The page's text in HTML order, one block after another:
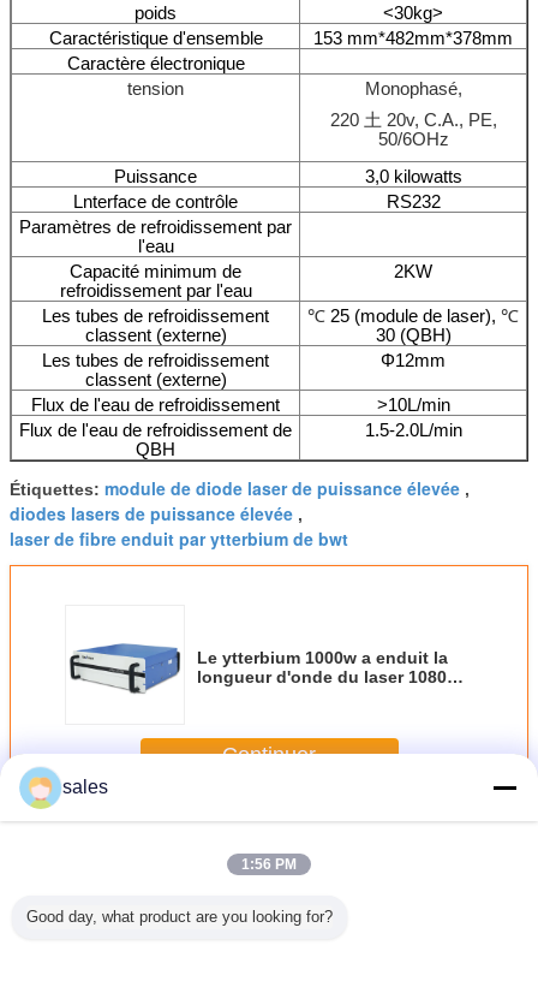
poids
<30kg>
Caractéristique d'ensemble
153 mm*482mm*378mm
Caractère électronique
tension
Monophasé,
220 土 20v, C.A., PE,
50/6OHz
Puissance
3,0 kilowatts
Lnterface de contrôle
RS232
Paramètres de refroidissement par
l'eau
Capacité minimum de
refroidissement par l'eau
2KW
Les tubes de refroidissement
classent (externe)
℃ 25 (module de laser), ℃
30 (QBH)
Les tubes de refroidissement
classent (externe)
Φ12mm
Flux de l'eau de refroidissement
>10L/min
Flux de l'eau de refroidissement de
QBH
1.5-2.0L/min
Étiquettes: module de diode laser de puissance élevée ,
diodes lasers de puissance élevée ,
laser de fibre enduit par ytterbium de bwt
Le ytterbium 1000w a enduit la
longueur d'onde du laser 1080nm
Continuer
PlusLasers de fibre d'onde entretenue
sales
1:56 PM
Good day, what product are you looking for?